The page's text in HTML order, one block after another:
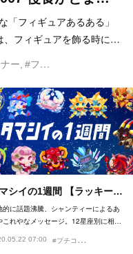
「フィギュアあるある」
、フィギュアを飾る時に…
ー #フィギュアあるある
シイの1週間 【ラッキー…
的に話題沸騰、シャンティーによるあ
これやなメッセージ。12星座別に相…
07:00 #
プチコーナー